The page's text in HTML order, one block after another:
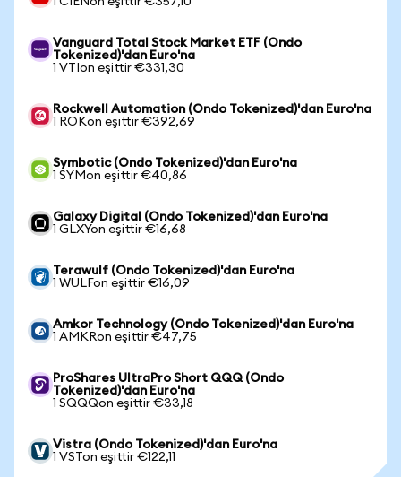
Vanguard Total Stock Market ETF (Ondo
Tokenized)'dan Euro'na
1 VTIon eşittir €331,30
Rockwell Automation (Ondo Tokenized)'dan Euro'na
1 ROKon eşittir €392,69
Symbotic (Ondo Tokenized)'dan Euro'na
1 SYMon eşittir €40,86
Galaxy Digital (Ondo Tokenized)'dan Euro'na
1 GLXYon eşittir €16,68
Terawulf (Ondo Tokenized)'dan Euro'na
1 WULFon eşittir €16,09
Amkor Technology (Ondo Tokenized)'dan Euro'na
1 AMKRon eşittir €47,75
ProShares UltraPro Short QQQ (Ondo
Tokenized)'dan Euro'na
1 SQQQon eşittir €33,18
Vistra (Ondo Tokenized)'dan Euro'na
1 VSTon eşittir €122,11